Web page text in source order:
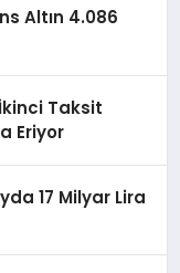
Altın 4.086
Taksit
Eriyor
17 Milyar Lira